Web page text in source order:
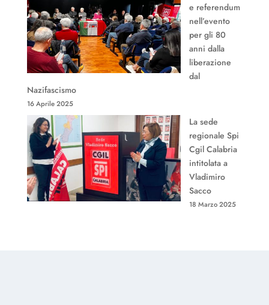
e referendum
nell’evento
per gli 80
anni dalla
liberazione
dal
Nazifascismo
16 Aprile 2025
La sede
regionale Spi
Cgil Calabria
intitolata a
Vladimiro
Sacco
18 Marzo 2025